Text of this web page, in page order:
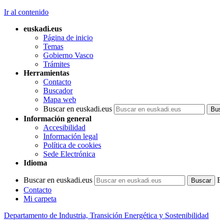
Ir al contenido
euskadi.eus
Página de inicio
Temas
Gobierno Vasco
Trámites
Herramientas
Contacto
Buscador
Mapa web
Buscar en euskadi.eus
Información general
Accesibilidad
Información legal
Política de cookies
Sede Electrónica
Idioma
Buscar en euskadi.eus
Contacto
Mi carpeta
Departamento de Industria, Transición Energética y Sostenibilidad